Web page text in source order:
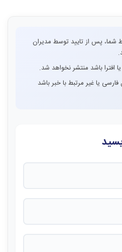
شما، پس از تایید توسط مدیران
افترا باشد منتشر نخواهد شد.
فارسی یا غیر مرتبط با خبر باشد